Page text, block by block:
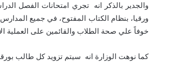
ورقيا، بنظام الكتاب المفتوح، في جميع
خوفاً علي صحة الطلاب والقائمين على العملية
كما نوهت الوزارة انه سيتم تزويد كل طالب بورقة